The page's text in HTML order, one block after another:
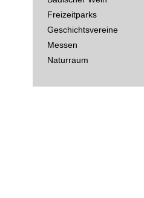
Freizeitparks
Geschichtsvereine
Messen
Naturraum